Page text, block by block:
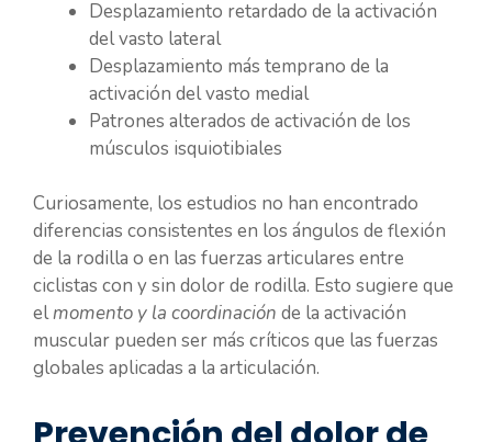
Desplazamiento retardado de la activación
del vasto lateral
Desplazamiento más temprano de la
activación del vasto medial
Patrones alterados de activación de los
músculos isquiotibiales
Curiosamente, los estudios no han encontrado
diferencias consistentes en los ángulos de flexión
de la rodilla o en las fuerzas articulares entre
ciclistas con y sin dolor de rodilla. Esto sugiere que
elmomento y la coordinación de la activación
muscular pueden ser más críticos que las fuerzas
globales aplicadas a la articulación.